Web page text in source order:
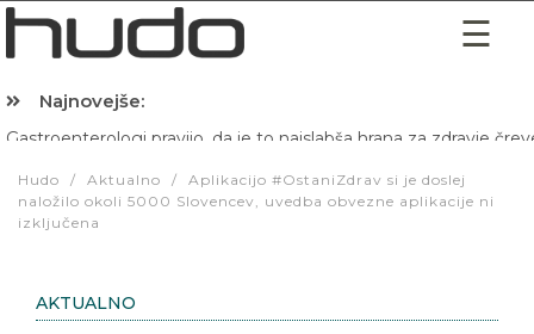
Najnovejše:
Hibernacijska dieta: Zakaj je pred spanjem dobro pojesti žlico
naložilo okoli 5000 Slovencev, uvedba obvezne aplikacije ni
izključena